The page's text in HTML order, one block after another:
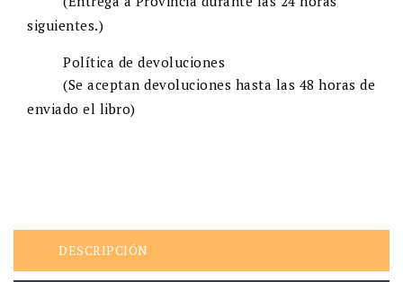
siguientes.)
Política de devoluciones
(Se aceptan devoluciones hasta las 48 horas de
enviado el libro)
DESCRIPCIÓN